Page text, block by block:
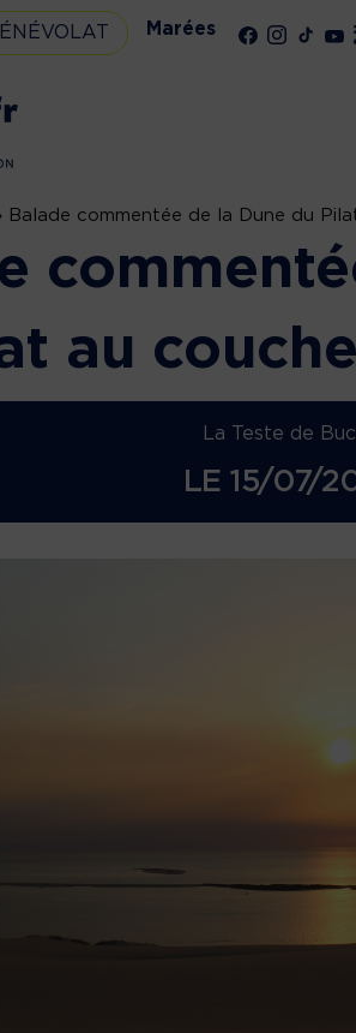
Marées
Balade commentée de la Dune du
au
La Teste de
LE 15/07/